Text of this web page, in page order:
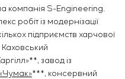
компанія S-Engineering.
робіт із модернізації
підприємств харчової
Каховський
завод із
«Чумак»***, консервний